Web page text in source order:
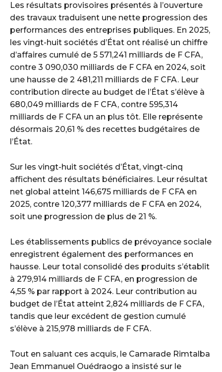
Les résultats provisoires présentés à l’ouverture
des travaux traduisent une nette progression des
performances des entreprises publiques. En 2025,
les vingt-huit sociétés d’État ont réalisé un chiffre
d’affaires cumulé de 5 571,241 milliards de F CFA,
contre 3 090,030 milliards de F CFA en 2024, soit
une hausse de 2 481,211 milliards de F CFA. Leur
contribution directe au budget de l’État s’élève à
680,049 milliards de F CFA, contre 595,314
milliards de F CFA un an plus tôt. Elle représente
désormais 20,61 % des recettes budgétaires de
l’État.
Sur les vingt-huit sociétés d’État, vingt-cinq
affichent des résultats bénéficiaires. Leur résultat
net global atteint 146,675 milliards de F CFA en
2025, contre 120,377 milliards de F CFA en 2024,
soit une progression de plus de 21 %.
Les établissements publics de prévoyance sociale
enregistrent également des performances en
hausse. Leur total consolidé des produits s’établit
à 279,914 milliards de F CFA, en progression de
4,55 % par rapport à 2024. Leur contribution au
budget de l’État atteint 2,824 milliards de F CFA,
tandis que leur excédent de gestion cumulé
s’élève à 215,978 milliards de F CFA.
Tout en saluant ces acquis, le Camarade Rimtalba
Jean Emmanuel Ouédraogo a insisté sur le